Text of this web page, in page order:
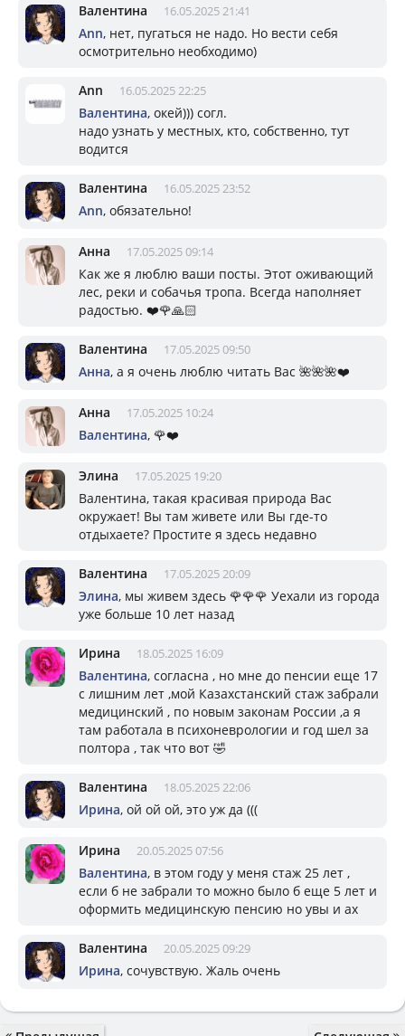
Валентина 16.05.2025 21:41
Ann, нет, пугаться не надо. Но вести себя
осмотрительно необходимо)
Ann 16.05.2025 22:25
Валентина, окей))) согл.
надо узнать у местных, кто, собственно, тут
водится
Валентина 16.05.2025 23:52
Ann, обязательно!
Анна 17.05.2025 09:14
Как же я люблю ваши посты. Этот оживающий
лес, реки и собачья тропа. Всегда наполняет
радостью. ❤️🌹🙏🏻
Валентина 17.05.2025 09:50
Анна, а я очень люблю читать Вас 🌺🌺🌺❤️
Анна 17.05.2025 10:24
Валентина, 🌹❤️
Элина 17.05.2025 19:20
Валентина, такая красивая природа Вас
окружает! Вы там живете или Вы где-то
отдыхаете? Простите я здесь недавно
Валентина 17.05.2025 20:09
Элина, мы живем здесь 🌹🌹🌹 Уехали из города
уже больше 10 лет назад
Ирина 18.05.2025 16:09
Валентина, согласна , но мне до пенсии еще 17
с лишним лет ,мой Казахстанский стаж забрали
медицинский , по новым законам России ,а я
там работала в психоневрологии и год шел за
полтора , так что вот 🤣
Валентина 18.05.2025 22:06
Ирина, ой ой ой, это уж да (((
Ирина 20.05.2025 07:56
Валентина, в этом году у меня стаж 25 лет ,
если б не забрали то можно было б еще 5 лет и
оформить медицинскую пенсию но увы и ах
Валентина 20.05.2025 09:29
Ирина, сочувствую. Жаль очень